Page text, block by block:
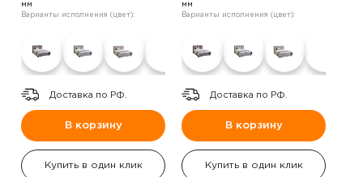
мм
Варианты исполнения (цвет):
Доставка по РФ.
В корзину
Купить в один клик
мм
Варианты исполнения (цвет):
Доставка по РФ.
В корзину
Купить в один клик